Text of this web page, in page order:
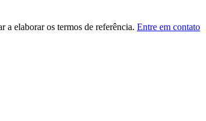
a elaborar os termos de referência. Entre em contato